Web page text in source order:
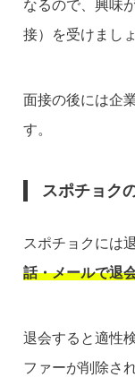
なるので、興味
接）を受けましょ
面接の後には企
す。
スポチョク
スポチョクには
話・メールで退
退会すると適性
ファーが削除さ